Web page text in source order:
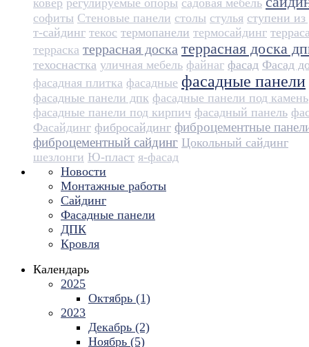
ковер регулируемые опоры садовая мебель
софиты Стеновые панели столы стулья ступени
т-сайдинг текос термопанели термосайдинг
терраска террасная доска террасная доска
техоснастка уличная мебель файнаг фасад Фасад
фасадная плитка фасадные фасадные панели
фасадные панели дпк фасадные панели под камень
фасадные панели под кирпич фасадный панель
Фасайдинг фибросайдинг фиброцементные
фиброцементный сайдинг Цокольный сайдинг
шезлонги Ю-пласт я-фасад
Новости
Монтажные работы
Сайдинг
Фасадные панели
ДПК
Кровля
Календарь
2025
Октябрь (1)
2023
Декабрь (2)
Ноябрь (5)